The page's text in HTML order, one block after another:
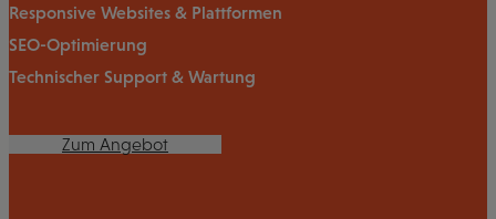
Responsive Websites & Plattformen
SEO-Optimierung
Technischer Support & Wartung
Zum Angebot